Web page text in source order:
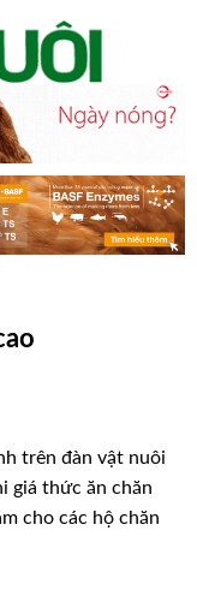
trên đàn vật nuôi
giá thức ăn chăn
cho các hộ chăn